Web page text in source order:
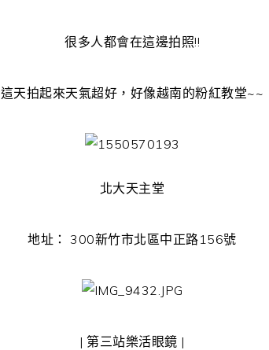
很多人都會在這邊拍照!!
這天拍起來天氣超好，好像越南的粉紅教堂~~
北大天主堂
地址： 300新竹市北區中正路156號
| 第三站樂活眼鏡 |